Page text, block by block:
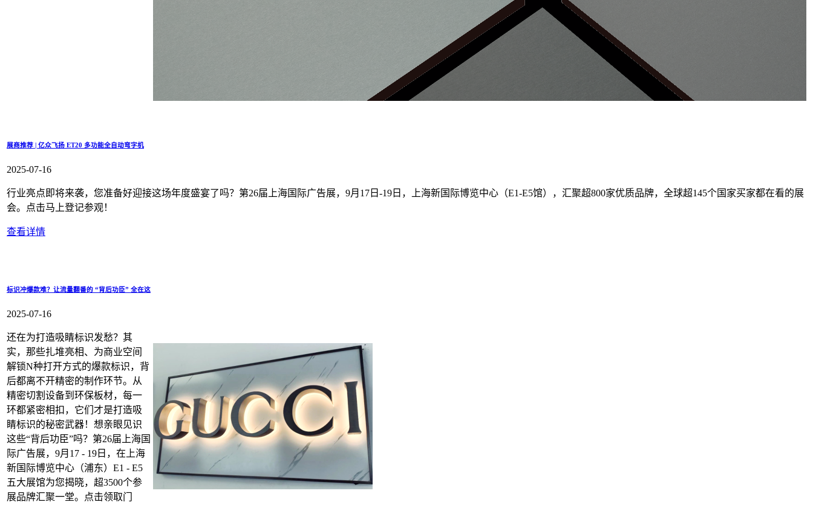
展商推荐 | 亿众飞扬 ET20 多功能全自动弯字机
2025-07-16
行业亮点即将来袭，您准备好迎接这场年度盛宴了吗？第26届上海国际广告展，9月17日-19日，上海新国际博览中心（E1-E5馆），汇聚超800家优质品牌，全球超145个国家买家都在看的展
会。点击马上登记参观！
查看详情
标识冲爆款难？让流量翻番的 “背后功臣” 全在这
2025-07-16
还在为打造吸睛标识发愁？其
实，那些扎堆亮相、为商业空间
解锁N种打开方式的爆款标识，背
后都离不开精密的制作环节。从
精密切割设备到环保板材，每一
环都紧密相扣，它们才是打造吸
睛标识的秘密武器！想亲眼见识
这些“背后功臣”吗？第26届上海国
际广告展，9月17 - 19日，在上海
新国际博览中心（浦东）E1 - E5
五大展馆为您揭晓，超3500个参
展品牌汇聚一堂。点击领取门